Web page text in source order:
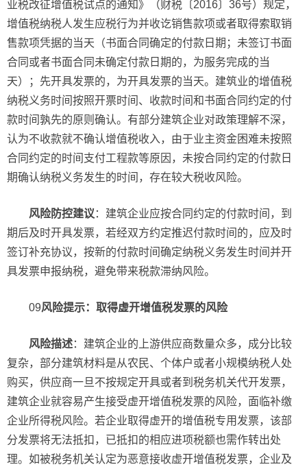
业税改征增值税试点的通知》（财税〔2016〕36号）规定，
增值税纳税人发生应税行为并收讫销售款项或者取得索取销
售款项凭据的当天（书面合同确定的付款日期；未签订书面
合同或者书面合同未确定付款日期的，为服务完成的当
天）；先开具发票的，为开具发票的当天。建筑业的增值税
纳税义务时间按照开票时间、收款时间和书面合同约定的付
款时间孰先的原则确认。有部分建筑企业对政策理解不深，
认为不收款就不确认增值税收入，由于业主资金困难未按照
合同约定的时间支付工程款等原因，未按合同约定的付款日
期确认纳税义务发生的时间，存在较大税收风险。
风险防控建议 ：建筑企业应按合同约定的付款时间，到
期后及时开具发票，若经双方约定推迟付款时间的，应及时
签订补充协议，按新的付款时间确定纳税义务发生时间并开
具发票申报纳税，避免带来税款滞纳风险。
09风险提示：取得虚开增值税发票的风险
风险描述：建筑企业的上游供应商数量众多，成分比较
复杂，部分建筑材料是从农民、个体户或者小规模纳税人处
购买，供应商一旦不按规定开具或者到税务机关代开发票，
建筑企业就容易产生接受虚开增值税发票的风险，面临补缴
企业所得税风险。若企业取得虚开的增值税专用发票，该部
分发票将无法抵扣，已抵扣的相应进项税额也需作转出处
理。如被税务机关认定为恶意接收虚开增值税发票，企业及